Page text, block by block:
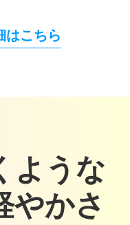
はこちら
ような
やかさ